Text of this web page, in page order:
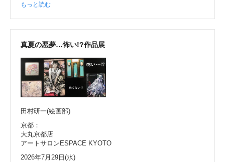
もっと読む
真夏の悪夢…怖い!?作品展
田村研一(絵画部)
京都：
大丸京都店
アートサロンESPACE KYOTO
2026年7月29日(水)